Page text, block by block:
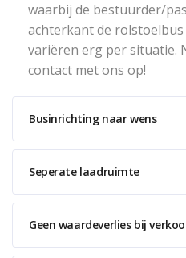
waarbij de bestuurder/
achterkant de
variëren erg per situatie.
contact met ons op!
Businrichting naar wens
Seperate laadruimte
Geen waardeverlies bij